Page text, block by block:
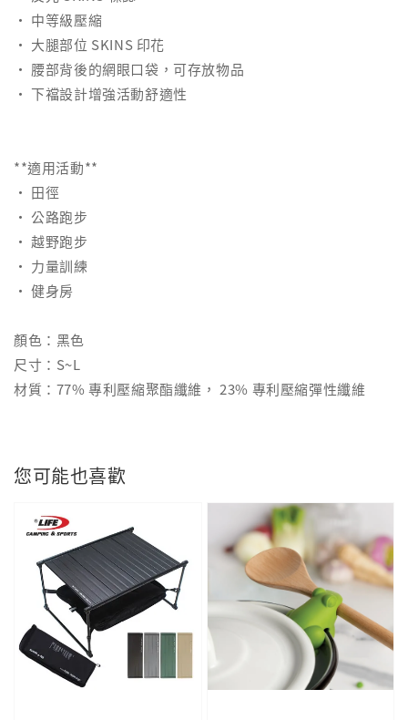
• 中等級壓縮
• 大腿部位 SKINS 印花
• 腰部背後的網眼口袋，可存放物品
• 下襠設計增強活動舒適性
**適用活動**
• 田徑
• 公路跑步
• 越野跑步
• 力量訓練
• 健身房
顏色：黑色
尺寸：S~L
材質：77% 專利壓縮聚酯纖維， 23% 專利壓縮彈性纖維
您可能也喜歡